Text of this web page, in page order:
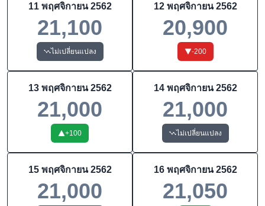
11 พฤศจิกายน 2562
21,100
ไม่เปลี่ยนแปลง
12 พฤศจิกายน 2562
20,900
-200
13 พฤศจิกายน 2562
21,000
+100
14 พฤศจิกายน 2562
21,000
ไม่เปลี่ยนแปลง
15 พฤศจิกายน 2562
21,000
16 พฤศจิกายน 2562
21,050